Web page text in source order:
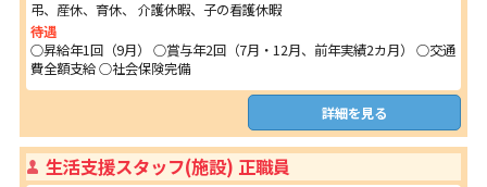
弔、産休、育休、 介護休暇、子の看護休暇
待遇
○昇給年1回（9月） ○賞与年2回（7月・12月、前年実績2カ月） ○交通
費全額支給 ○社会保険完備
詳細を見る
生活支援スタッフ(施設) 正職員